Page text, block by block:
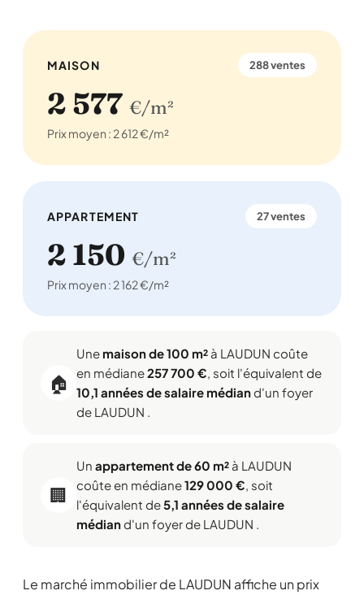
MAISON 288 ventes
2 577 €/m²
Prix moyen : 2 612 €/m²
APPARTEMENT 27 ventes
2 150 €/m²
Prix moyen : 2 162 €/m²
🏠
Une maison de 100 m² à LAUDUN coûte
en médiane257 700 €, soit l'équivalent de
10,1 années de salaire médiand'un foyer
de LAUDUN .
🏢
Un appartement de 60 m² à LAUDUN
coûte en médiane129 000 €, soit
l'équivalent de5,1 années de salaire
médiand'un foyer de LAUDUN .
Le marché immobilier de LAUDUN affiche un prix